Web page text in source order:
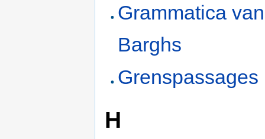
Grammatica
Barghs
Grenspassages
H